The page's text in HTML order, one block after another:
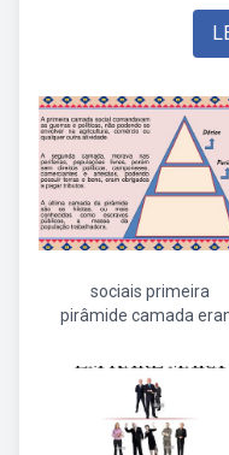
sociais primeira
pirâmide camada